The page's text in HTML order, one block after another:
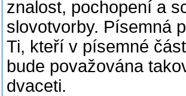
znalost, pochopení a
slovotvorby. Písemná
Ti, kteří v písemné
bude považována
dvaceti.